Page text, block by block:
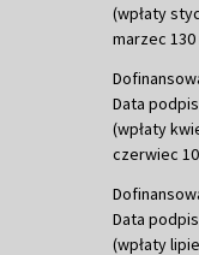
(wpłaty
marzec 130
Data
(wpłaty
czerwiec
Data
(wpłaty